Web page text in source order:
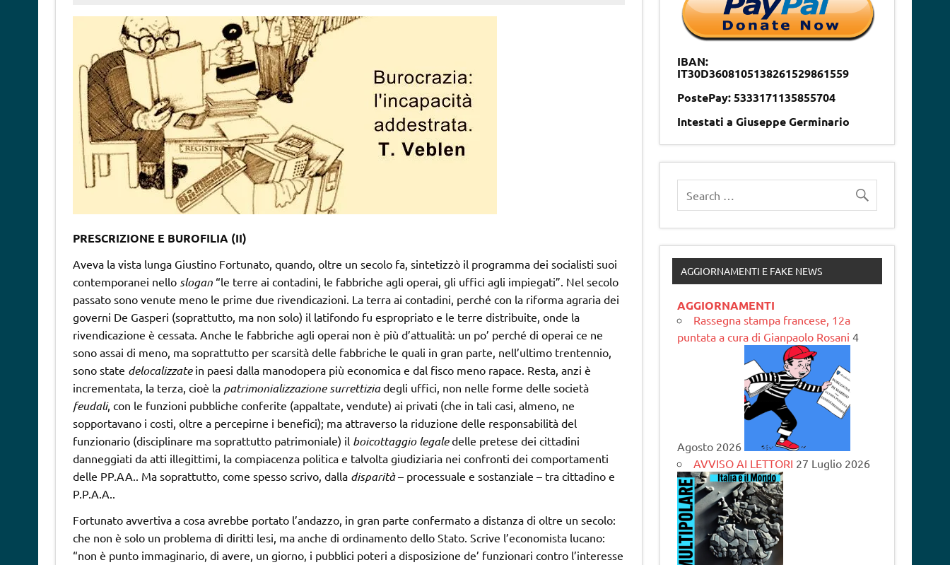
PRESCRIZIONE E BUROFILIA (II)
Aveva la vista lunga Giustino Fortunato, quando, oltre un secolo fa, sintetizzò il programma dei socialisti suoi
contemporanei nello slogan“le terre ai contadini, le fabbriche agli operai, gli uffici agli impiegati”. Nel secolo
passato sono venute meno le prime due rivendicazioni. La terra ai contadini, perché con la riforma agraria dei
governi De Gasperi (soprattutto, ma non solo) il latifondo fu espropriato e le terre distribuite, onde la
rivendicazione è cessata. Anche le fabbriche agli operai non è più d’attualità: un po’ perché di operai ce ne
sono assai di meno, ma soprattutto per scarsità delle fabbriche le quali in gran parte, nell’ultimo trentennio,
sono state delocalizzatein paesi dalla manodopera più economica e dal fisco meno rapace. Resta, anzi è
incrementata, la terza, cioè la patrimonializzazione surrettiziadegli uffici, non nelle forme delle società
feudali, con le funzioni pubbliche conferite (appaltate, vendute) ai privati (che in tali casi, almeno, ne
sopportavano i costi, oltre a percepirne i benefici); ma attraverso la riduzione delle responsabilità del
funzionario (disciplinare ma soprattutto patrimoniale) il boicottaggio legaledelle pretese dei cittadini
danneggiati da atti illegittimi, la compiacenza politica e talvolta giudiziaria nei confronti dei comportamenti
delle PP.AA.. Ma soprattutto, come spesso scrivo, dalla disparità– processuale e sostanziale – tra cittadino e
P.P.A.A..
Fortunato avvertiva a cosa avrebbe portato l’andazzo, in gran parte confermato a distanza di oltre un secolo:
che non è solo un problema di diritti lesi, ma anche di ordinamento dello Stato. Scrive l’economista lucano:
“non è punto immaginario, di avere, un giorno, i pubblici poteri a disposizione de’ funzionari contro l’interesse
IBAN:
IT30D3608105138261529861559
PostePay: 5333171135855704
Intestati a Giuseppe Germinario
AGGIORNAMENTI E FAKE NEWS
AGGIORNAMENTI
Rassegna stampa francese, 12a
puntata a cura di Gianpaolo Rosani 4
Agosto 2026
AVVISO AI LETTORI 27 Luglio 2026